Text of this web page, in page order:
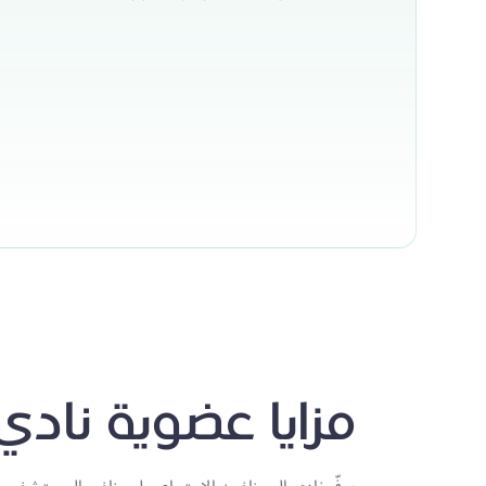
مزايا عضوية